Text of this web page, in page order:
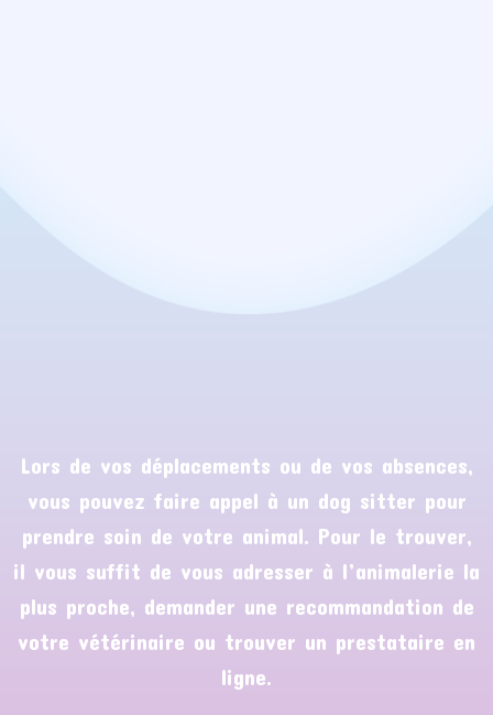
Lors de vos déplacements ou de vos absences,
vous pouvez faire appel à un dog sitter pour
prendre soin de votre animal. Pour le trouver,
il vous suffit de vous adresser à l’animalerie la
plus proche, demander une recommandation de
votre vétérinaire ou trouver un prestataire en
ligne.